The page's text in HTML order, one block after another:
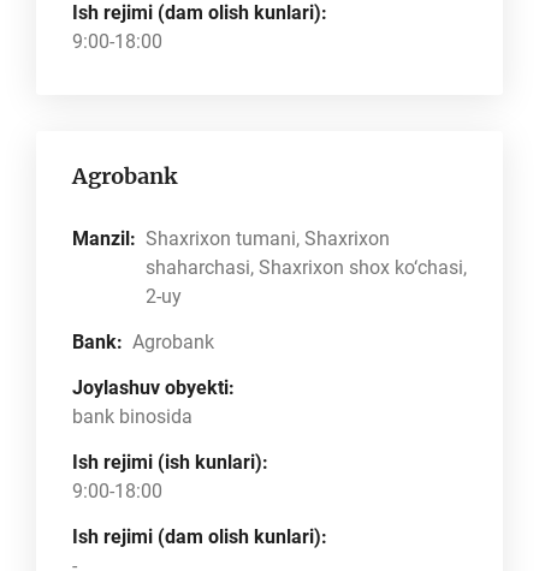
Ish rejimi (dam olish kunlari):
9:00-18:00
Agrobank
Manzil: Shaxrixon tumani, Shaxrixon
shaharchasi, Shaxrixon shox ko‘chasi,
2-uy
Bank: Agrobank
Joylashuv obyekti:
bank binosida
Ish rejimi (ish kunlari):
9:00-18:00
Ish rejimi (dam olish kunlari):
-